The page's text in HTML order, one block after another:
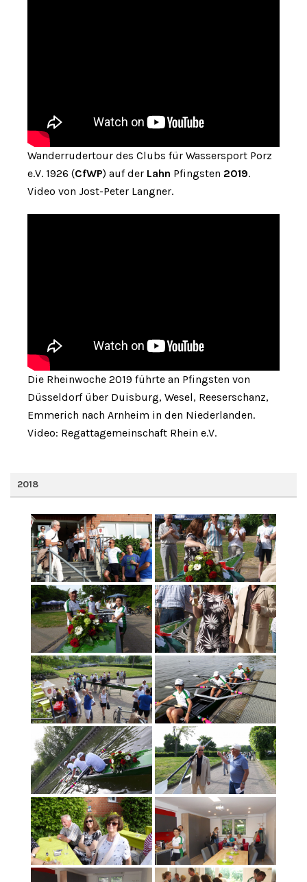
Wanderrudertour des Clubs für Wassersport Porz
e.V. 1926 (CfWP) auf der Lahn Pfingsten 2019.
Video von Jost-Peter Langner.
Die Rheinwoche 2019 führte an Pfingsten von
Düsseldorf über Duisburg, Wesel, Reeserschanz,
Emmerich nach Arnheim in den Niederlanden.
Video: Regattagemeinschaft Rhein e.V.
2018